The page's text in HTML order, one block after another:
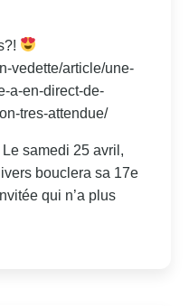
vedette/article/une-
a-en-direct-de-
tres-attendue/
samedi 25 avril,
bouclera sa 17e
qui n’a plus